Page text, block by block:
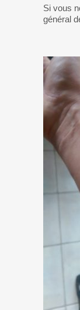
Si vous
général